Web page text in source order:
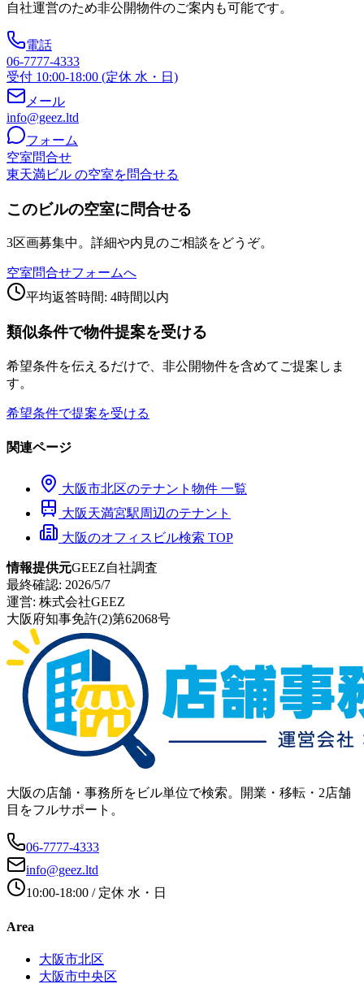
自社運営のため非公開物件のご案内も可能です。
電話
06-7777-4333
受付 10:00-18:00 (定休 水・日)
メール
info@geez.ltd
フォーム
空室問合せ
東天満ビル の空室を問合せる
このビルの空室に問合せる
3区画募集中。詳細や内見のご相談をどうぞ。
空室問合せフォームへ
平均返答時間: 4時間以内
類似条件で物件提案を受ける
希望条件を伝えるだけで、非公開物件を含めてご提案しま
す。
希望条件で提案を受ける
関連ページ
大阪市北区のテナント物件 一覧
大阪天満宮駅周辺のテナント
大阪のオフィスビル検索 TOP
情報提供元GEEZ自社調査
最終確認: 2026/5/7
運営: 株式会社GEEZ
大阪府知事免許(2)第62068号
大阪の店舗・事務所をビル単位で検索。開業・移転・2店舗
目をフルサポート。
06-7777-4333
info@geez.ltd
10:00-18:00 / 定休 水・日
Area
大阪市北区
大阪市中央区